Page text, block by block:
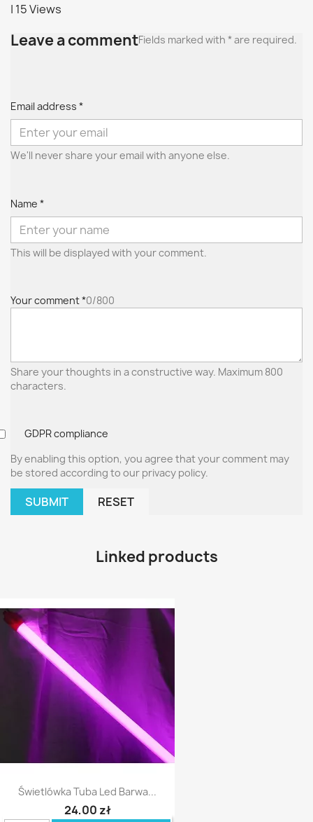
| 15 Views
Leave a commentFields marked with * are required.
Email address *
We'll never share your email with anyone else.
Name *
This will be displayed with your comment.
Your comment *0/800
Share your thoughts in a constructive way. Maximum 800
characters.
GDPR compliance
By enabling this option, you agree that your comment may
be stored according to our privacy policy.
SUBMIT RESET
Linked products
Świetlówka Tuba Led Barwa...
24,00 zł